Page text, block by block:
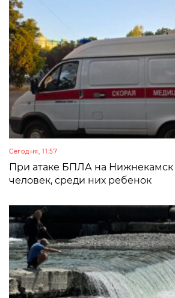
Сегодня, 11:57
При атаке БПЛА на Нижнекамск
человек, среди них ребенок